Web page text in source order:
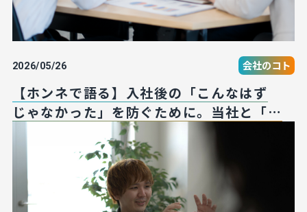
2026/05/26 会社のコト
【ホンネで語る】入社後の「こんなはず
じゃなかった」を防ぐために。当社と「合
わない」のはこんな人です